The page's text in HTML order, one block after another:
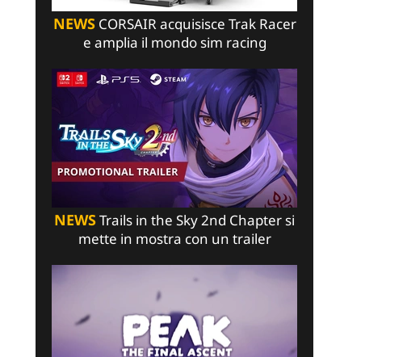
NEWSCORSAIR acquisisce Trak Racer
e amplia il mondo sim racing
NEWSTrails in the Sky 2nd Chapter si
mette in mostra con un trailer